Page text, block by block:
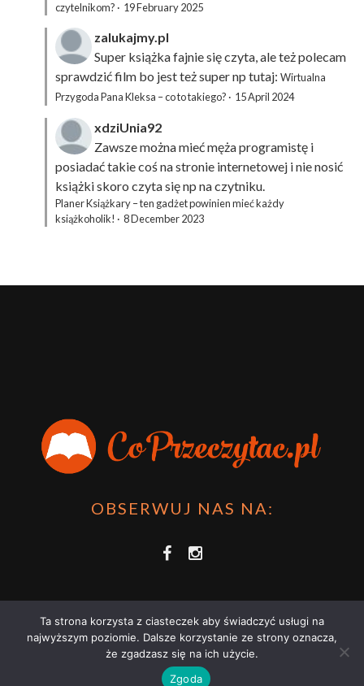
czytelnikom? · 19 February 2025
zalukajmy.pl
Super książka fajnie się czyta, ale też polecam
sprawdzić film bo jest też super np tutaj: Wirtualna
Przygoda Pana Kleksa – co to takiego? · 15 April 2024
xdziUnia92
Zawsze można mieć męża programistę i
posiadać takie coś na stronie internetowej i nie nosić
książki skoro czyta się np na czytniku.
Planer Książkary – ten gadżet powinien mieć każdy
książkoholik! · 8 December 2023
OBSERWUJ NAS NA:
COPRZECZYTAĆ.PL 2021 | STRONA WYKORZYSTUJE PLIKI COOKIES |
POLITYKĄ PRYWATNOŚCI
Ta strona korzysta z ciasteczek aby świadczyć usługi na
najwyższym poziomie. Dalsze korzystanie ze strony oznacza,
że zgadzasz się na ich użycie.
Zgoda